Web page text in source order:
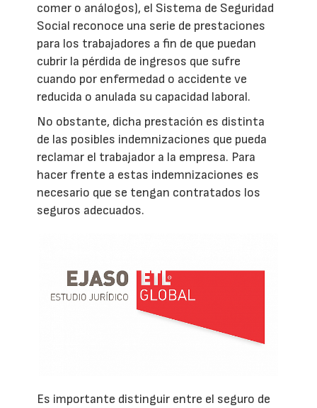
comer o análogos), el Sistema de Seguridad
Social reconoce una serie de prestaciones
para los trabajadores a fin de que puedan
cubrir la pérdida de ingresos que sufre
cuando por enfermedad o accidente ve
reducida o anulada su capacidad laboral.
No obstante, dicha prestación es distinta
de las posibles indemnizaciones que pueda
reclamar el trabajador a la empresa. Para
hacer frente a estas indemnizaciones es
necesario que se tengan contratados los
seguros adecuados.
Es importante distinguir entre el seguro de